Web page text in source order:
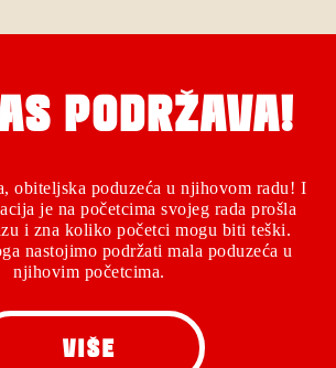
PODRŽAVA!
obiteljska poduzeća u njihovom radu! I
je na početcima svojeg rada prošla
i zna koliko početci mogu biti teški.
nastojimo podržati mala poduzeća u
njihovim početcima.
VIŠE